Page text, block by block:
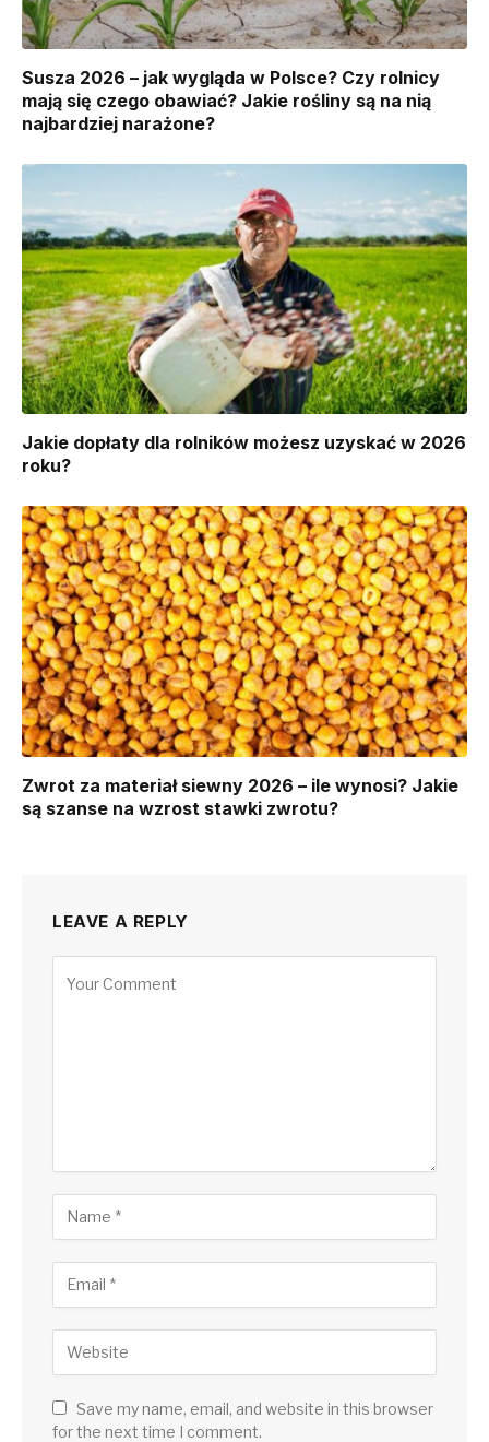
Susza 2026 – jak wygląda w Polsce? Czy rolnicy
mają się czego obawiać? Jakie rośliny są na nią
najbardziej narażone?
Jakie dopłaty dla rolników możesz uzyskać w 2026
roku?
Zwrot za materiał siewny 2026 – ile wynosi? Jakie
są szanse na wzrost stawki zwrotu?
LEAVE A REPLY
Save my name, email, and website in this browser
for the next time I comment.